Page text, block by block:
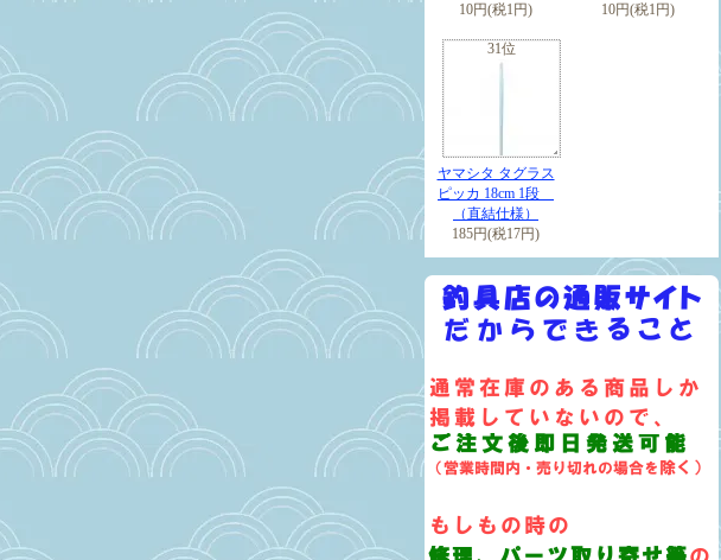
10円(税1円)
10円(税1円)
31位
ヤマシタ タグラス
ピッカ 18cm 1段
（直結仕様）
185円(税17円)